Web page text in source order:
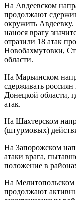
На Авдеевском
продолжают
окружить
нанося врагу
отразили 18 атак
Новобахмутовки,
области.
На Марьинском
сдерживать
Донецкой области,
атак.
На Шахтерском
(штурмовых)
На Запорожском
атаки врага,
положение в
На
продолжают